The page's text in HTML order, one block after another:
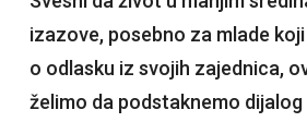
izazove, posebno za mlade
o odlasku iz svojih zajednica,
želimo da podstaknemo